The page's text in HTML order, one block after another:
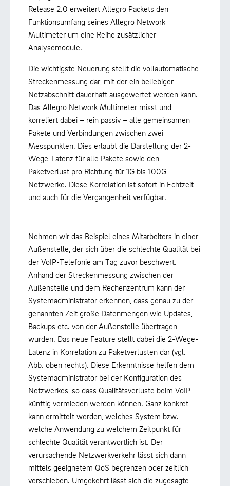
Release 2.0 erweitert Allegro Packets den
Funktionsumfang seines Allegro Network
Multimeter um eine Reihe zusätzlicher
Analysemodule.
Die wichtigste Neuerung stellt die vollautomatische
Streckenmessung dar, mit der ein beliebiger
Netzabschnitt dauerhaft ausgewertet werden kann.
Das Allegro Network Multimeter misst und
korreliert dabei – rein passiv – alle gemeinsamen
Pakete und Verbindungen zwischen zwei
Messpunkten. Dies erlaubt die Darstellung der 2-
Wege-Latenz für alle Pakete sowie den
Paketverlust pro Richtung für 1G bis 100G
Netzwerke. Diese Korrelation ist sofort in Echtzeit
und auch für die Vergangenheit verfügbar.
Nehmen wir das Beispiel eines Mitarbeiters in einer
Außenstelle, der sich über die schlechte Qualität bei
der VoIP-Telefonie am Tag zuvor beschwert.
Anhand der Streckenmessung zwischen der
Außenstelle und dem Rechenzentrum kann der
Systemadministrator erkennen, dass genau zu der
genannten Zeit große Datenmengen wie Updates,
Backups etc. von der Außenstelle übertragen
wurden. Das neue Feature stellt dabei die 2-Wege-
Latenz in Korrelation zu Paketverlusten dar (vgl.
Abb. oben rechts). Diese Erkenntnisse helfen dem
Systemadministrator bei der Konfiguration des
Netzwerkes, so dass Qualitätsverluste beim VoIP
künftig vermieden werden können. Ganz konkret
kann ermittelt werden, welches System bzw.
welche Anwendung zu welchem Zeitpunkt für
schlechte Qualität verantwortlich ist. Der
verursachende Netzwerkverkehr lässt sich dann
mittels geeignetem QoS begrenzen oder zeitlich
verschieben. Umgekehrt lässt sich die zugesagte